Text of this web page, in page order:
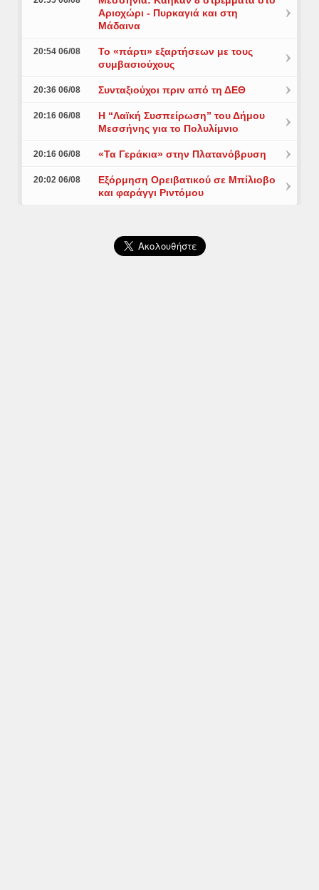
Αριοχώρι - Πυρκαγιά και στη
Μάδαινα
20:54 06/08
Το «πάρτι» εξαρτήσεων με τους
συμβασιούχους
20:36 06/08 Συνταξιούχοι πριν από τη ΔΕΘ
20:16 06/08
Η “Λαϊκή Συσπείρωση” του Δήμου
Μεσσήνης για το Πολυλίμνιο
20:16 06/08 «Τα Γεράκια» στην Πλατανόβρυση
20:02 06/08
Εξόρμηση Ορειβατικού σε Μπίλιοβο
και φαράγγι Ριντόμου